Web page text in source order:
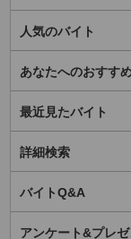
人気のバイト
あなたへのおすす
最近見たバイト
詳細検索
バイトQ&A
アンケート&プレゼ